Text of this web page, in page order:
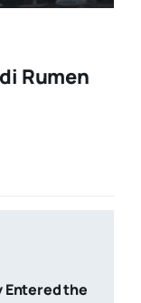
Rumen
Entered the